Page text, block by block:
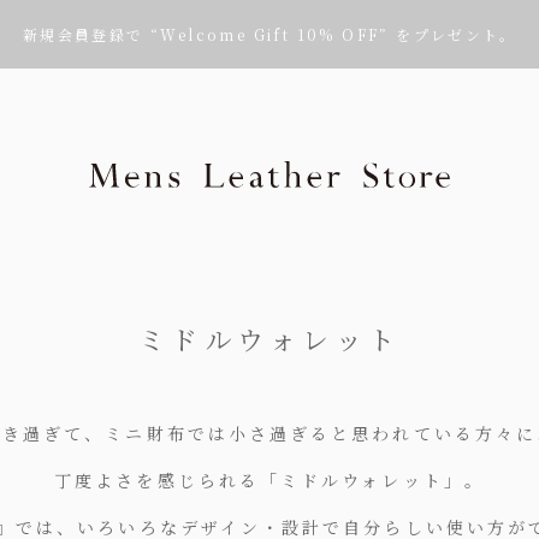
新規会員登録で “Welcome Gift 10% OFF” をプレゼント。
ミドルウォレット
過ぎて、ミニ財布では小さ過ぎると思われている方々に
丁度よさを感じられる「ミドルウォレット」。
では、いろいろなデザイン・設計で自分らしい使い方が